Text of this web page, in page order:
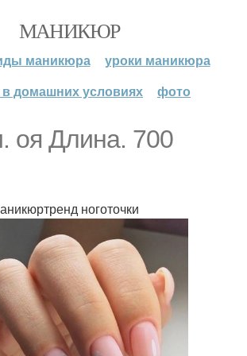
МАНИКЮР
маникюра
уроки маникюра
домашних условиях
фото
oя Длинa. 700
ноготочки